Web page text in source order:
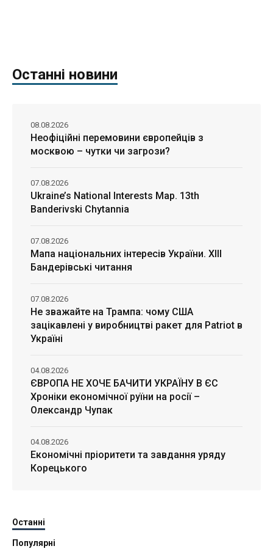
Останні новини
Неофіційні перемовини європейців з
москвою – чутки чи загрози?
08.08.2026
Ukraine’s National Interests Map. 13th
Banderivski Chytannia
07.08.2026
Мапа національних інтересів України. ХІІІ
Бандерівські читання
07.08.2026
Не зважайте на Трампа: чому США
зацікавлені у виробництві ракет для Patriot в
Україні
07.08.2026
ЄВРОПА НЕ ХОЧЕ БАЧИТИ УКРАЇНУ В ЄС
Хроніки економічної руїни на росії –
Олександр Чупак
04.08.2026
Економічні пріоритети та завдання уряду
Корецького
04.08.2026
Останні
Популярні